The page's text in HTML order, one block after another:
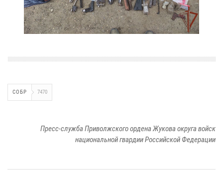
СОБР 7470
Пресс-служба Приволжского ордена Жукова округа войск
национальной гвардии Российской Федерации